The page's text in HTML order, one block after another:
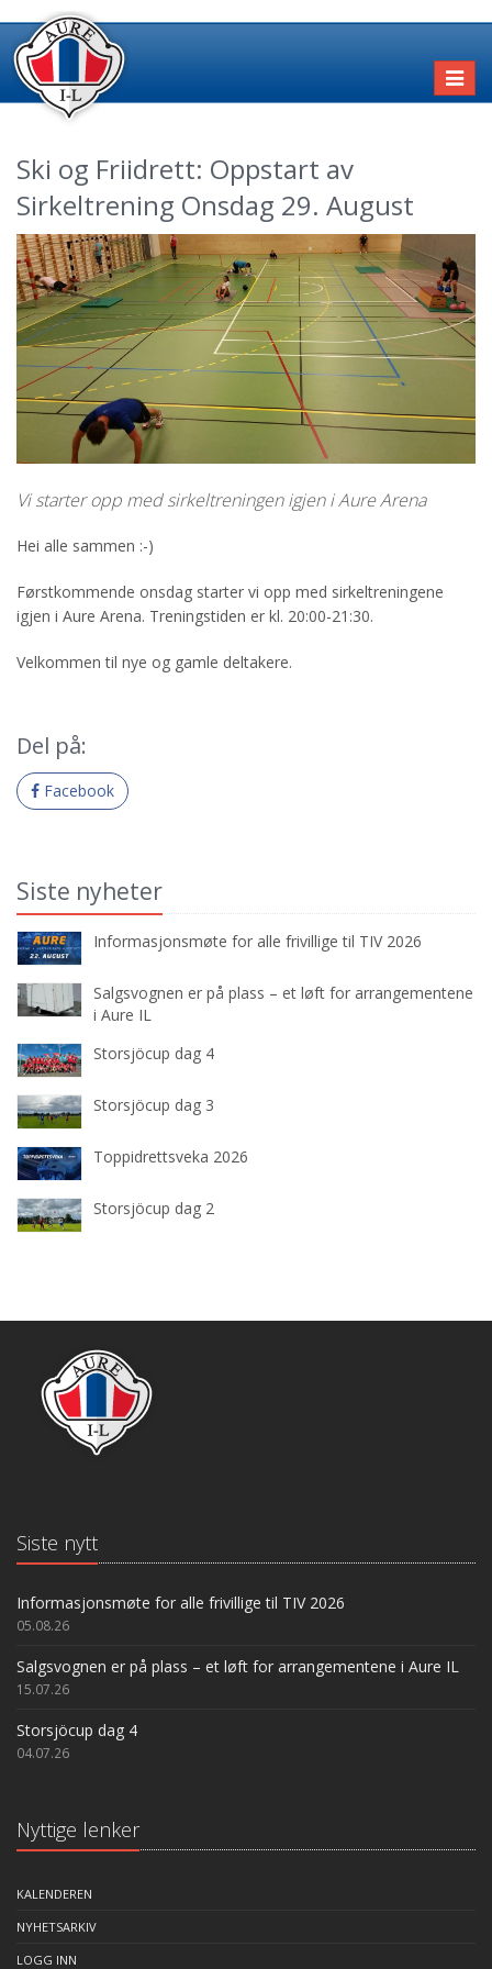
Ski og Friidrett: Oppstart av
Sirkeltrening Onsdag 29. August
Vi starter opp med sirkeltreningen igjen i Aure Arena
Hei alle sammen :-)
Førstkommende onsdag starter vi opp med sirkeltreningene
igjen i Aure Arena. Treningstiden er kl. 20:00-21:30.
Velkommen til nye og gamle deltakere.
Del på:
Facebook
Siste nyheter
Informasjonsmøte for alle frivillige til TIV 2026
Salgsvognen er på plass – et løft for arrangementene
i Aure IL
Storsjöcup dag 4
Storsjöcup dag 3
Toppidrettsveka 2026
Storsjöcup dag 2
Siste nytt
Informasjonsmøte for alle frivillige til TIV 2026
05.08.26
Salgsvognen er på plass – et løft for arrangementene i Aure IL
15.07.26
Storsjöcup dag 4
04.07.26
Nyttige lenker
KALENDEREN
NYHETSARKIV
LOGG INN